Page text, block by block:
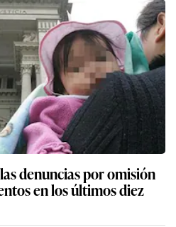
denuncias por omisión
en los últimos diez